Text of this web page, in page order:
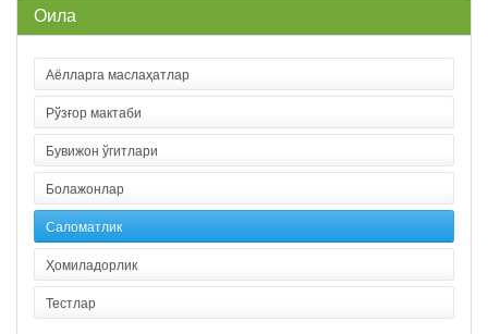
Оила
Аёлларга маслаҳатлар
Рўзғор мактаби
Бувижон ўгитлари
Болажонлар
Саломатлик
Ҳомиладорлик
Тестлар